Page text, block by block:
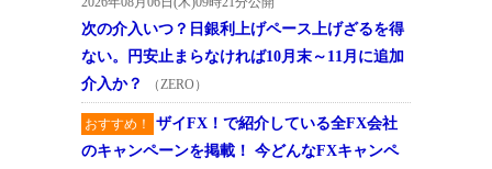
次の介入いつ？日銀利上げペース上げざるを得
ない。円安止まらなければ10月末～11月に追加
介入か？
（ZERO）
おすすめ！
ザイFX！で紹介している全FX会社
のキャンペーンを掲載！ 今どんなFXキャンペ